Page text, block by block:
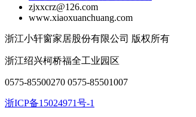
zjxxcrz@126.com
www.xiaoxuanchuang.com
浙江小轩窗家居股份有限公司 版权所有
浙江绍兴柯桥福全工业园区
0575-85500270 0575-85501007
浙ICP备15024971号-1